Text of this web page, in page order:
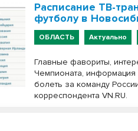
Расписание ТВ-
футболу в
ОБЛАСТЬ Актуально
Главные фавориты,
Чемпионата, информация
болеть за команду
корреспондента VN.RU.